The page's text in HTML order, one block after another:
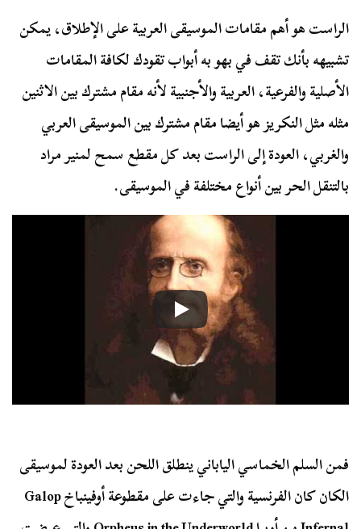
الراست هو أهم مقامات الموسيقى العربية على الإطلاق، يمكن
تشبيهه بأنك تقف في بهو به أبواب تقودك لكافة المقامات
الأصلية والفرعية، العربية والأجنبية لأنه مقام مشترك بين الاثنين
مثله مثل النكريز هو أيضا مقام مشترك بين الموسيقى العربي
والغربي، العودة إلى الراست بعد كل مقطع سمح لمنير مراد
بالتنقل الحر بين أنواع مختلفة في الموسيقى.
فمن السلم الخماسي الياباني ينطلق اللحن بعد العودة لموسيقى
الكان كان الفرنسية والتي جاءت على مقطوعة أوفينباخ Galop